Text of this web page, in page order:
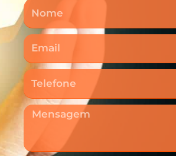
Nome
Email
Telefone
Mensagem